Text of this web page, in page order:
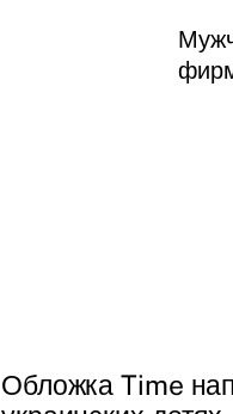
Обложка Time